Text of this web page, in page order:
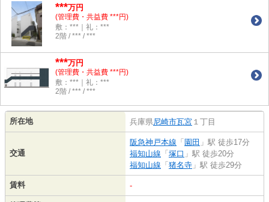
***万円
(管理費・共益費 ***円)
敷：***｜礼：***
2階 / *** / ***
***万円
(管理費・共益費 ***円)
敷：***｜礼：***
2階 / *** / ***
所在地 兵庫県尼崎市瓦宮 １丁目
交通
阪急神戸本線 「 園田 」駅 徒歩17分
福知山線 「 塚口 」駅 徒歩20分
福知山線 「 猪名寺 」駅 徒歩29分
賃料 -